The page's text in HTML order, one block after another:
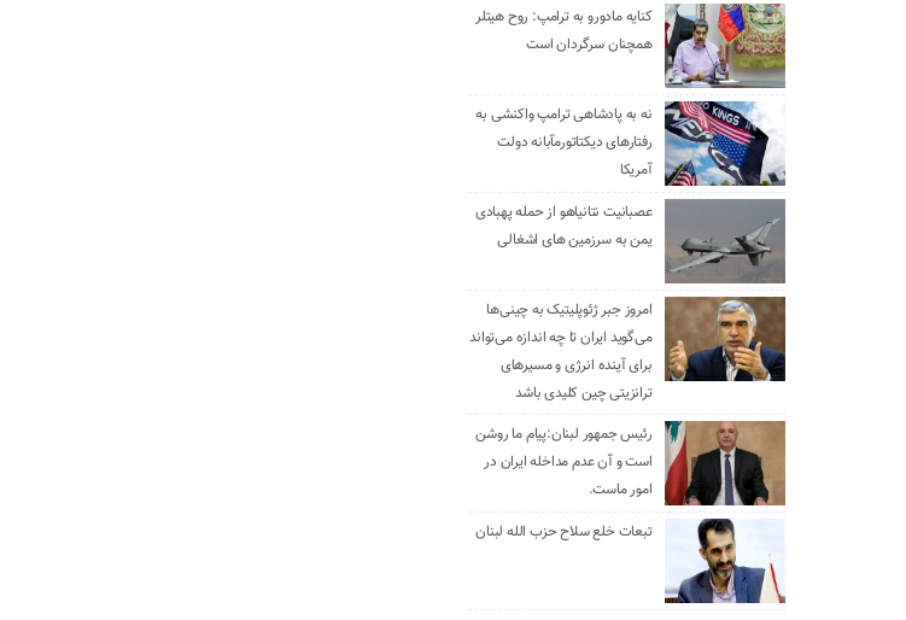
کنایه مادورو به ترامپ: روح هیتلر
همچنان سرگردان است
نه به پادشاهی ترامپ واکنشی به
رفتارهای دیکتاتورمآبانه دولت
آمریکا
عصبانیت نتانیاهو از حمله پهبادی
یمن به سرزمین های اشغالی
امروز جبر ژئوپلیتیک به چینی‌ها
می‌گوید ایران تا چه اندازه می‌تواند
برای آینده انرژی و مسیرهای
ترانزیتی چین کلیدی باشد
رئیس جمهور لبنان:پیام ما روشن
است و آن عدم مداخله ایران در
امور ماست.
تبعات خلع سلاح حزب الله لبنان